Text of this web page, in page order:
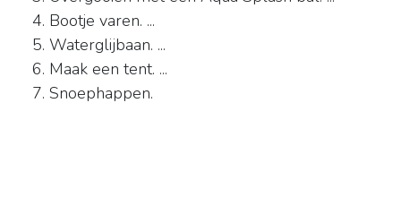
Bootje varen. ...
Waterglijbaan. ...
Maak een tent. ...
Snoephappen.